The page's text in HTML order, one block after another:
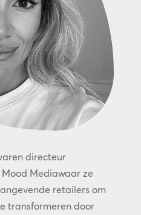
directeur
Mediawaar ze
retailers om
transformeren door